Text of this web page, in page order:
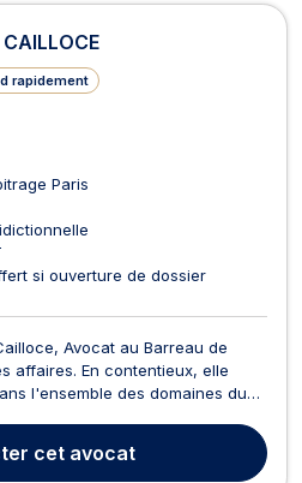
rapidement
Paris
si ouverture de dossier
Avocat au Barreau de
affaires. En contentieux, elle
l'ensemble des domaines du
couvre notamment le
sociétés, ...
cet avocat